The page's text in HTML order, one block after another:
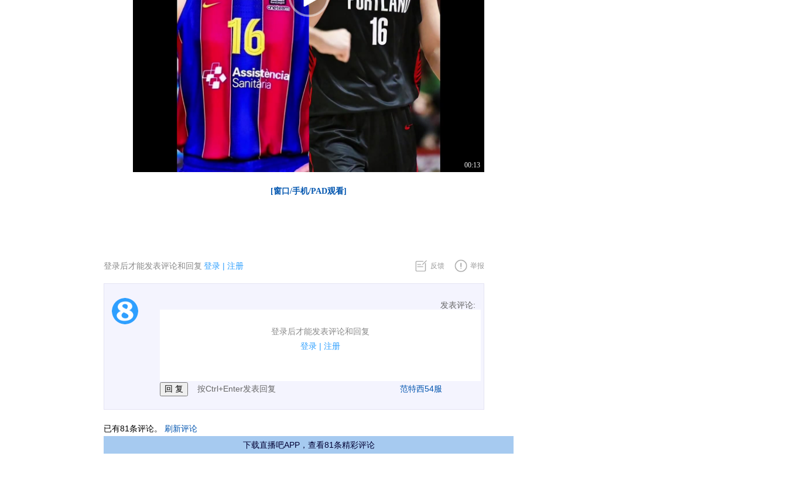
00:13
[窗口/手机/PAD观看]
登录后才能发表评论和回复 登录 | 注册 反馈 举报
发表评论:
登录后才能发表评论和回复
登录 | 注册
1.电脑端新用户可以发表评论了！
按Ctrl+Enter发表回复 范特西54服
已有81条评论。 刷新评论
下载直播吧APP，查看81条精彩评论